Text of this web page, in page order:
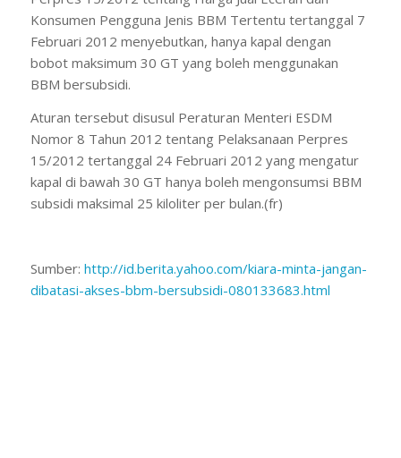
Konsumen Pengguna Jenis BBM Tertentu tertanggal 7
Februari 2012 menyebutkan, hanya kapal dengan
bobot maksimum 30 GT yang boleh menggunakan
BBM bersubsidi.
Aturan tersebut disusul Peraturan Menteri ESDM
Nomor 8 Tahun 2012 tentang Pelaksanaan Perpres
15/2012 tertanggal 24 Februari 2012 yang mengatur
kapal di bawah 30 GT hanya boleh mengonsumsi BBM
subsidi maksimal 25 kiloliter per bulan.(fr)
Sumber: http://id.berita.yahoo.com/kiara-minta-jangan-
dibatasi-akses-bbm-bersubsidi-080133683.html